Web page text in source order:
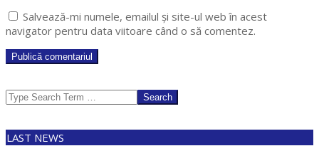
Salvează-mi numele, emailul și site-ul web în acest
navigator pentru data viitoare când o să comentez.
Search
LAST NEWS